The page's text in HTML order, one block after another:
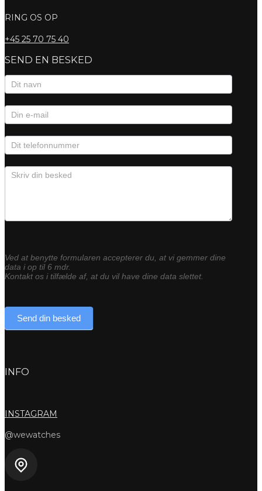
RING OS OP
+45 25 70 75 40
SEND EN BESKED
Kontaktformular
Ved at benytte formularen accepterer du, at vi gemmer dine
data i op til 6 mdr.
Kontakt os i tilfælde af, at du vil have dine data slettet.
Send din besked
INFO
INSTAGRAM
@wewatches